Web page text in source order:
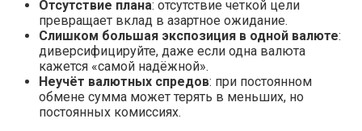
Отсутствие плана: отсутствие четкой цели
превращает вклад в азартное ожидание.
Слишком большая экспозиция в одной валюте:
диверсифицируйте, даже если одна валюта
кажется «самой надёжной».
Неучёт валютных спредов: при постоянном
обмене сумма может терять в меньших, но
постоянных комиссиях.